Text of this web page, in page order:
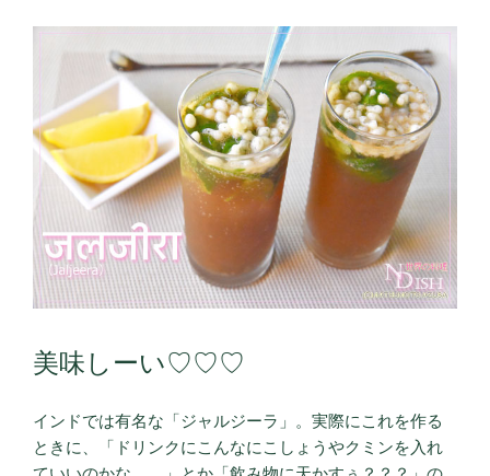
美味しーい♡♡♡
インドでは有名な「ジャルジーラ」。実際にこれを作る
ときに、「ドリンクにこんなにこしょうやクミンを入れ